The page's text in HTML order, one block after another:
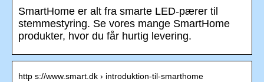
SmartHome er alt fra smarte LED-pærer til
stemmestyring. Se vores mange SmartHome
produkter, hvor du får hurtig levering.
http s://www.smart.dk › introduktion-til-smarthome